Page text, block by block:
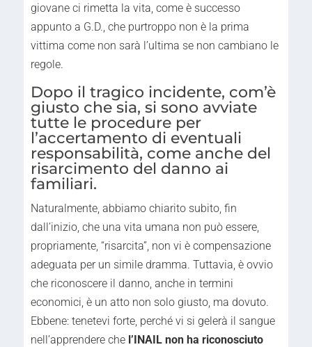
giovane ci rimetta la vita, come è successo
appunto a G.D., che purtroppo non è la prima
vittima come non sarà l’ultima se non cambiano le
regole.
Dopo il tragico incidente, com’è
giusto che sia, si sono avviate
tutte le procedure per
l’accertamento di eventuali
responsabilità, come anche del
risarcimento del danno ai
familiari.
Naturalmente, abbiamo chiarito subito, fin
dall’inizio, che una vita umana non può essere,
propriamente, “risarcita”, non vi è compensazione
adeguata per un simile dramma. Tuttavia, è ovvio
che riconoscere il danno, anche in termini
economici, è un atto non solo giusto, ma dovuto.
Ebbene: tenetevi forte, perché vi si gelerà il sangue
nell’apprendere che l’INAIL non ha riconosciuto